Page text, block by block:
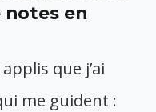
notes en
que j’ai
me guident :